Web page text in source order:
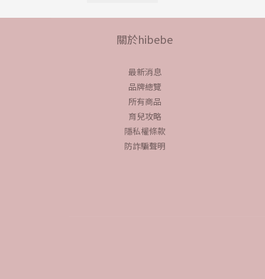
關於hibebe
最新消息
品牌總覽
所有商品
育兒攻略
隱私權條款
防詐騙聲明